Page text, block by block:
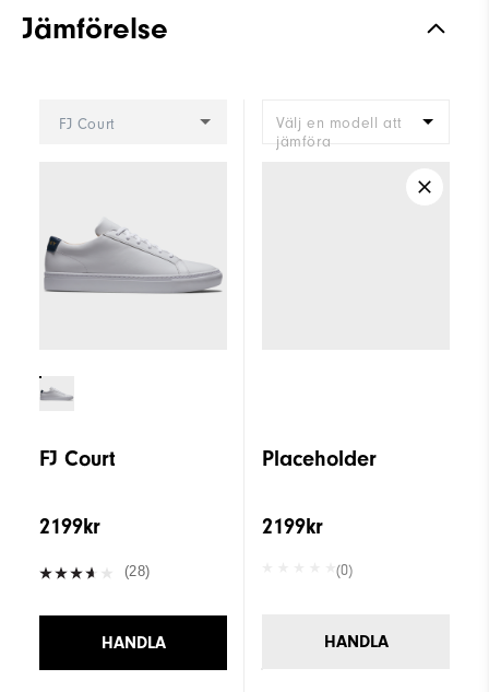
Jämförelse
FJ Court
FJ Court
2199kr
(28)
HANDLA
Välj en modell att
jämföra
Placeholder
2199kr
(0)
HANDLA